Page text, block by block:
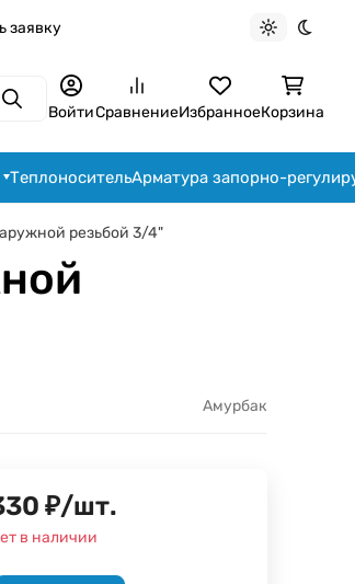
заявку
Светлая
ПоискВойтиСравнениеИзбранноеКорзина
ТеплоносительАрматура запорно-
резьбой 3/4"
Амурбак
₽/шт.
в наличии